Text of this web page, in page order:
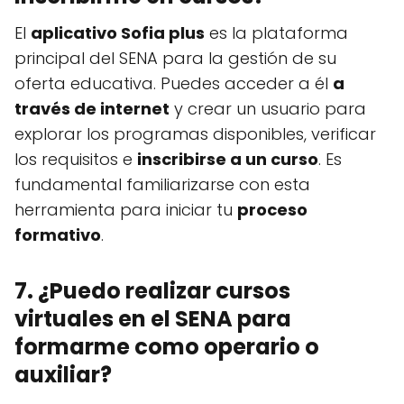
El aplicativo Sofia plus es la plataforma
principal del SENA para la gestión de su
oferta educativa. Puedes acceder a él a
través de internet y crear un usuario para
explorar los programas disponibles, verificar
los requisitos e inscribirse a un curso. Es
fundamental familiarizarse con esta
herramienta para iniciar tu proceso
formativo.
7. ¿Puedo realizar cursos
virtuales en el SENA para
formarme como operario o
auxiliar?